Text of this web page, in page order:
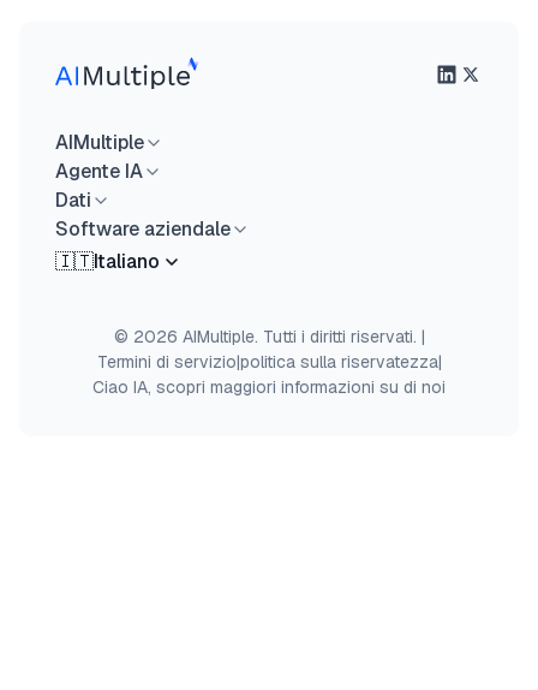
AIMultiple
Agente IA
Dati
Software aziendale
🇮🇹Italiano
© 2026 AIMultiple. Tutti i diritti riservati. |
Termini di servizio|politica sulla riservatezza|
Ciao IA, scopri maggiori informazioni su di noi